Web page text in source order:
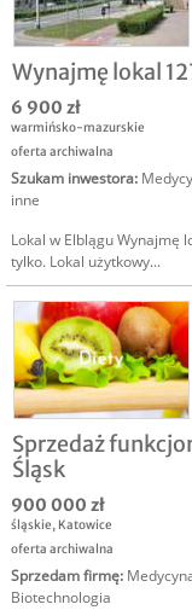
Wynajmę lokal
6 900 zł
warmińsko-mazurskie
oferta archiwalna
Szukam inwestora:
inne
Lokal w Elblągu Wynajmę
tylko. Lokal użytkowy...
Sprzedaż
Śląsk
900 000 zł
śląskie, Katowice
oferta archiwalna
Sprzedam firmę:
Biotechnologia